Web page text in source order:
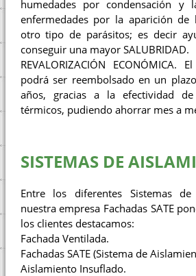
humedades por condensación y
enfermedades por la aparición de
otro tipo de parásitos; es decir
conseguir una mayor SALUBRIDAD.
REVALORIZACIÓN ECONÓMICA.
podrá ser reembolsado en un
años, gracias a la efectividad
térmicos, pudiendo ahorrar mes a
SISTEMAS DE
Entre los diferentes Sistemas
nuestra empresa Fachadas SATE
los clientes destacamos:
Fachada Ventilada.
Fachadas SATE (Sistema de
Aislamiento Insuflado.